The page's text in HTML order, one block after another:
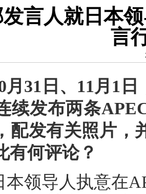
言人就日本
言
月31日、11月1
续发布两条
配发有关照片，
有何评论？
本领导人执意在